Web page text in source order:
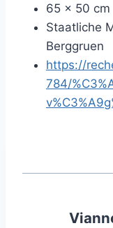
65 × 50 cm
Staatliche
Berggruen
https://
784/